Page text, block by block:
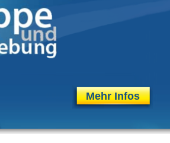
Mehr Infos